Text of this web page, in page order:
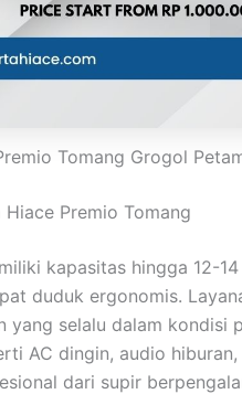
Tomang Grogol
Premio Tomang
kapasitas hingga 12-
duduk ergonomis.
yang selalu dalam kondisi
AC dingin, audio
dari supir